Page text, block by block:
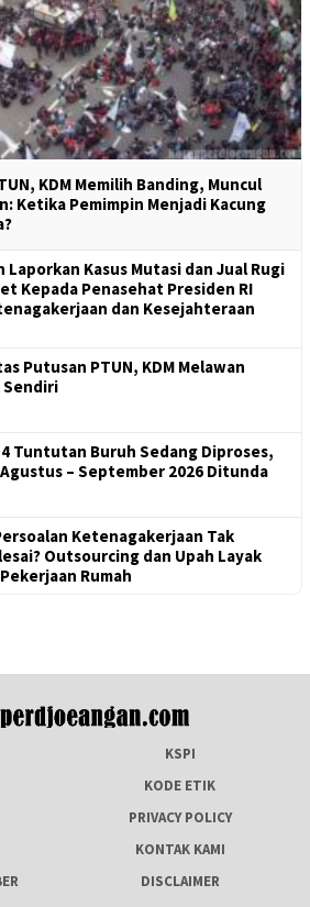
KDM Memilih Banding, Muncul
Ketika Pemimpin Menjadi Kacung
Laporkan Kasus Mutasi dan Jual Rugi
Kepada Penasehat Presiden RI
dan Kesejahteraan
Putusan PTUN, KDM Melawan
Sendiri
Tuntutan Buruh Sedang Diproses,
– September 2026 Ditunda
Ketenagakerjaan Tak
Outsourcing dan Upah Layak
Rumah
KSPI
KODE ETIK
PRIVACY POLICY
KONTAK KAMI
DISCLAIMER